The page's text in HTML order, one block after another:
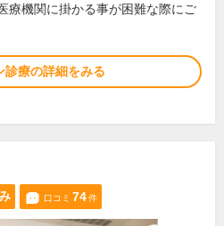
療機関に掛かる事が困難な際にご
診療の詳細をみる
口コミ 74件